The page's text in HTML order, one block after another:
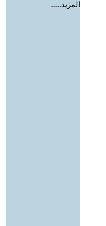
المزيد.....